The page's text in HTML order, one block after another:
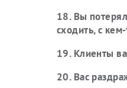
18. Вы
сходить, с
19. Клиенты
20. Вас